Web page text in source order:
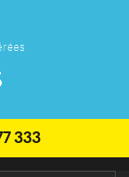
333